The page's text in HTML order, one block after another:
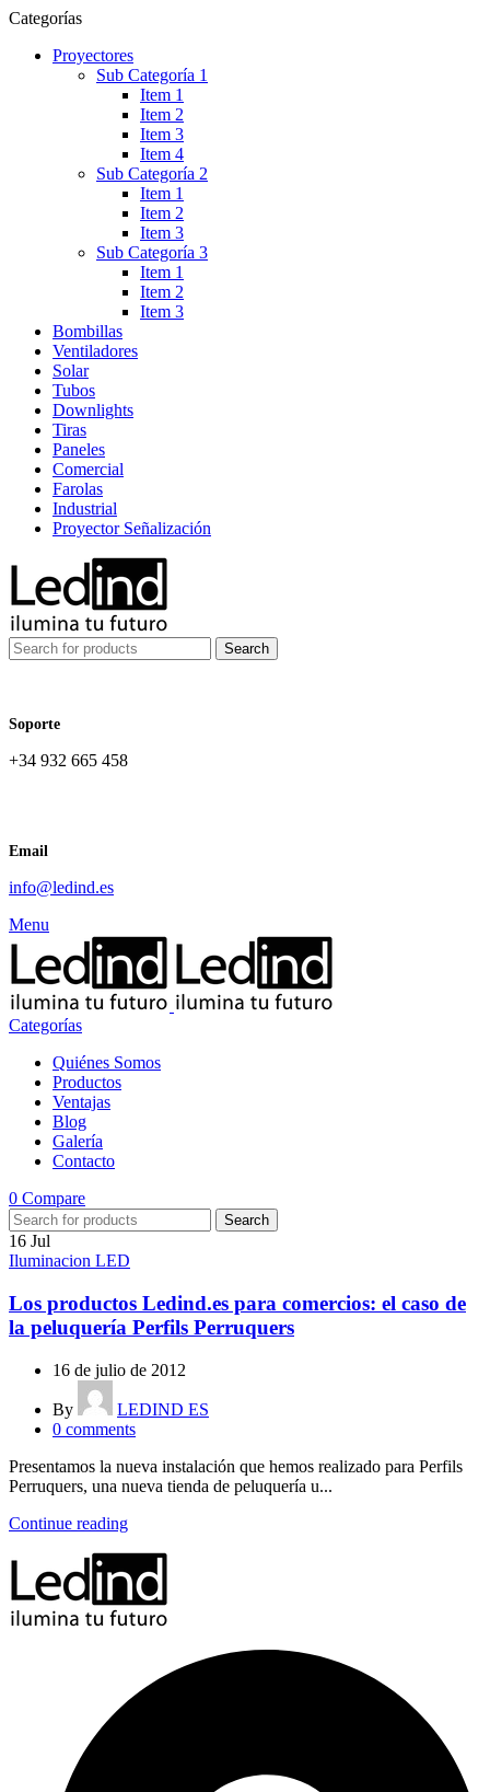
Categorías
Proyectores
Sub Categoría 1
Item 1
Item 2
Item 3
Item 4
Sub Categoría 2
Item 1
Item 2
Item 3
Sub Categoría 3
Item 1
Item 2
Item 3
Bombillas
Ventiladores
Solar
Tubos
Downlights
Tiras
Paneles
Comercial
Farolas
Industrial
Proyector Señalización
Search
Soporte
+34 932 665 458‬
Email
info@ledind.es
Menu
Categorías
Quiénes Somos
Productos
Ventajas
Blog
Galería
Contacto
0 Compare
Search
16 Jul
Iluminacion LED
Los productos Ledind.es para comercios: el caso de
la peluquería Perfils Perruquers
16 de julio de 2012
By
LEDIND ES
0 comments
Presentamos la nueva instalación que hemos realizado para Perfils
Perruquers, una nueva tienda de peluquería u...
Continue reading